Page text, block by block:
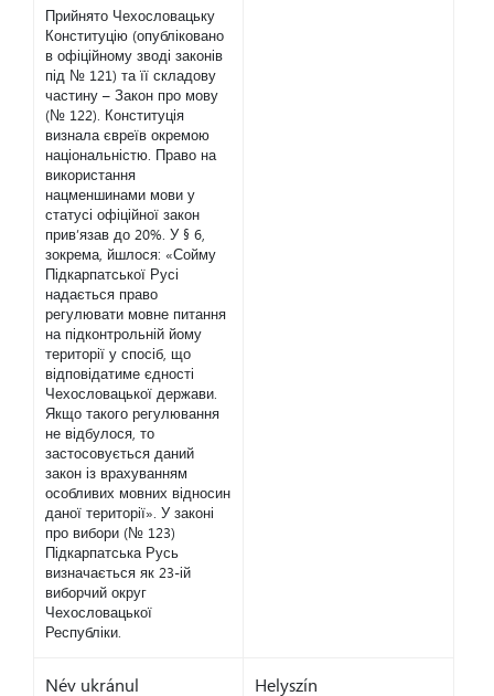
Прийнято Чехословацьку
Конституцію (опубліковано
в офіційному зводі законів
під № 121) та її складову
частину – Закон про мову
(№ 122). Конституція
визнала євреїв окремою
національністю. Право на
використання
нацменшинами мови у
статусі офіційної закон
прив’язав до 20%. У § 6,
зокрема, йшлося: «Сойму
Підкарпатської Русі
надається право
регулювати мовне питання
на підконтрольній йому
території у спосіб, що
відповідатиме єдності
Чехословацької держави.
Якщо такого регулювання
не відбулося, то
застосовується даний
закон із врахуванням
особливих мовних відносин
даної території». У законі
про вибори (№ 123)
Підкарпатська Русь
визначається як 23-ій
виборчий округ
Чехословацької
Республіки.
Név ukránul Helyszín